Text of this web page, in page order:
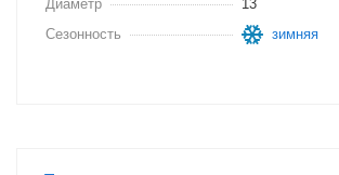
Диаметр
13
Сезонность
зимняя